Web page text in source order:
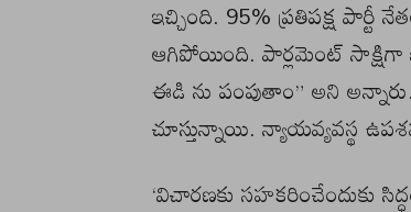
ఇచ్చింది. 95% ప్రతిపక్ష
ఆగిపోయింది. పార్లమెంట్ సాక్షిగా
ఈడి ను పంపుతాం” అని
చూస్తున్నాయి. న్యాయవ్యవస్థ
‘విచారణకు సహకరించేందుకు